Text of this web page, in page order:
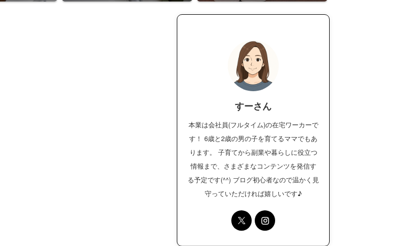
すーさん
本業は会社員(フルタイム)の在宅ワーカーで
す！ 6歳と2歳の男の子を育てるママでもあ
ります。 子育てから副業や暮らしに役立つ
情報まで、さまざまなコンテンツを発信す
る予定です(^^) ブログ初心者なので温かく見
守っていただければ嬉しいです♪